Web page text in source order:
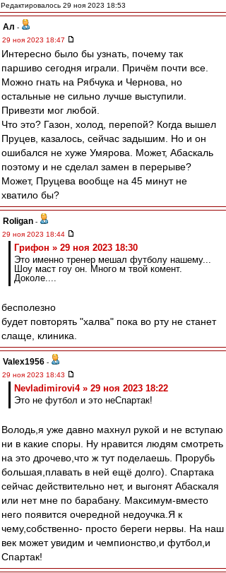
Редактировалось 29 ноя 2023 18:53
Ал -
29 ноя 2023 18:47
Интересно было бы узнать, почему так
паршиво сегодня играли. Причём почти все.
Можно гнать на Рябчука и Чернова, но
остальные не сильно лучше выступили.
Привезти мог любой.
Что это? Газон, холод, перепой? Когда вышел
Пруцев, казалось, сейчас задышим. Но и он
ошибался не хуже Умярова. Может, Абаскаль
поэтому и не сделал замен в перерыве?
Может, Пруцева вообще на 45 минут не
хватило бы?
Roligan -
29 ноя 2023 18:44
Грифон » 29 ноя 2023 18:30
Это именно тренер мешал футболу нашему...
Шоу маст гоу он. Много м твой комент.
Доколе....
бесполезно
будет повторять "халва" пока во рту не станет
слаще, клиника.
Valex1956 -
29 ноя 2023 18:43
Nevladimirovi4 » 29 ноя 2023 18:22
Это не футбол и это неСпартак!
Володь,я уже давно махнул рукой и не вступаю
ни в какие споры. Ну нравится людям смотреть
на это дрочево,что ж тут поделаешь. Прорубь
большая,плавать в ней ещё долго). Спартака
сейчас действительно нет, и выгонят Абаскаля
или нет мне по барабану. Максимум-вместо
него появится очередной недоучка.Я к
чему,собственно- просто береги нервы. На наш
век может увидим и чемпионство,и футбол,и
Спартак!